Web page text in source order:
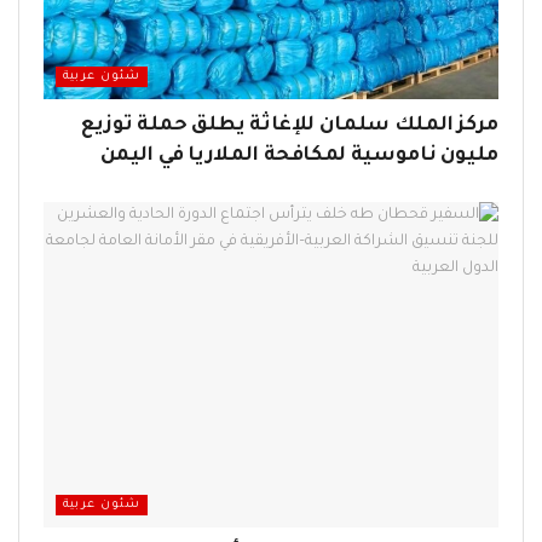
شئون عربية
مركز الملك سلمان للإغاثة يطلق حملة توزيع
مليون ناموسية لمكافحة الملاريا في اليمن
شئون عربية